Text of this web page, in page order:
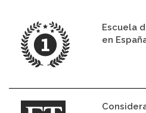
Escuela
en